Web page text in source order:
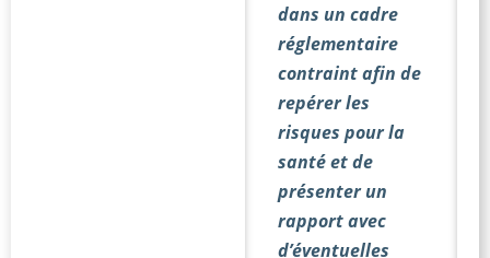
dans un cadre
réglementaire
contraint afin de
repérer les
risques pour la
santé et de
présenter un
rapport avec
d’éventuelles